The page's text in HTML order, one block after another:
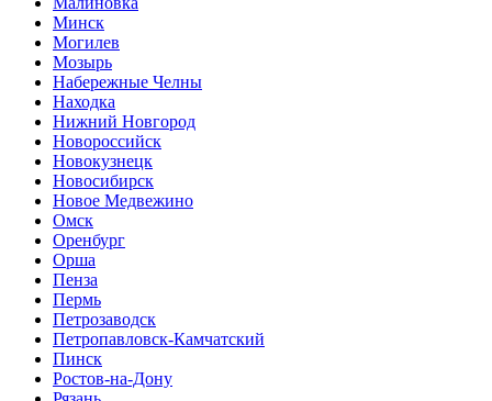
Минск
Могилев
Мозырь
Набережные Челны
Находка
Нижний Новгород
Новороссийск
Новокузнецк
Новосибирск
Новое Медвежино
Омск
Оренбург
Орша
Пенза
Пермь
Петрозаводск
Петропавловск-Камчатский
Пинск
Ростов-на-Дону